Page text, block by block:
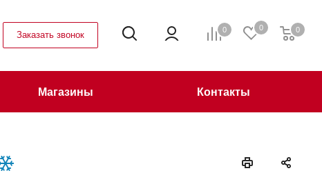
0 0 0
Заказать звонок
Магазины Контакты